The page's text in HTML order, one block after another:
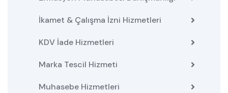
İkamet & Çalışma İzni Hizmetleri
KDV İade Hizmetleri
Marka Tescil Hizmeti
Muhasebe Hizmetleri